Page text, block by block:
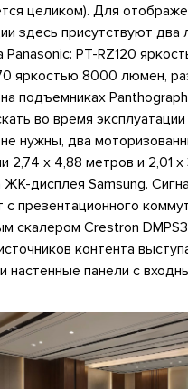
целиком). Для
здесь присутствуют два
Panasonic: PT-RZ120
яркостью 8000 люмен,
подъемниках
во время
нужны, два
2,74 x 4,88 метров и 2,01
ЖК-дисплея Samsung.
с презентационного
скалером Crestron
контента
настенные панели с